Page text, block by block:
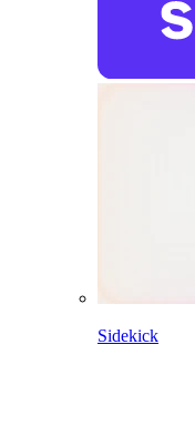
Sidekick